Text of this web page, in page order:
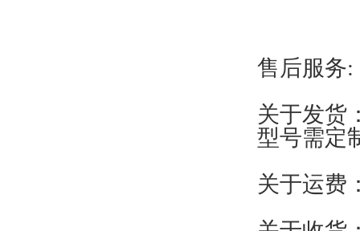
售后服务:
关于发货
型号需定
关于运费